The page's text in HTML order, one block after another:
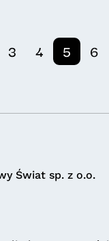
3 4 5 6
Świat sp. z o.o.